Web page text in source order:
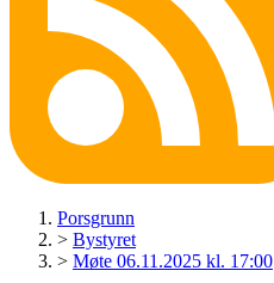
Porsgrunn
> Bystyret
> Møte 06.11.2025 kl. 17:00